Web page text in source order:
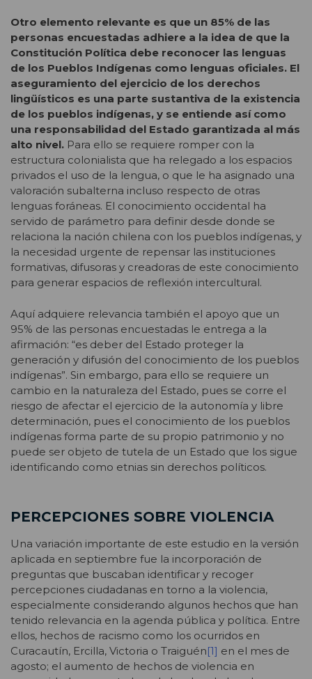
Otro elemento relevante es que un 85% de las
personas encuestadas adhiere a la idea de que la
Constitución Política debe reconocer las lenguas
de los Pueblos Indígenas como lenguas oficiales. El
aseguramiento del ejercicio de los derechos
lingüísticos es una parte sustantiva de la existencia
de los pueblos indígenas, y se entiende así como
una responsabilidad del Estado garantizada al más
alto nivel. Para ello se requiere romper con la
estructura colonialista que ha relegado a los espacios
privados el uso de la lengua, o que le ha asignado una
valoración subalterna incluso respecto de otras
lenguas foráneas. El conocimiento occidental ha
servido de parámetro para definir desde donde se
relaciona la nación chilena con los pueblos indígenas, y
la necesidad urgente de repensar las instituciones
formativas, difusoras y creadoras de este conocimiento
para generar espacios de reflexión intercultural.
Aquí adquiere relevancia también el apoyo que un
95% de las personas encuestadas le entrega a la
afirmación: “es deber del Estado proteger la
generación y difusión del conocimiento de los pueblos
indígenas”. Sin embargo, para ello se requiere un
cambio en la naturaleza del Estado, pues se corre el
riesgo de afectar el ejercicio de la autonomía y libre
determinación, pues el conocimiento de los pueblos
indígenas forma parte de su propio patrimonio y no
puede ser objeto de tutela de un Estado que los sigue
identificando como etnias sin derechos políticos.
PERCEPCIONES SOBRE VIOLENCIA
Una variación importante de este estudio en la versión
aplicada en septiembre fue la incorporación de
preguntas que buscaban identificar y recoger
percepciones ciudadanas en torno a la violencia,
especialmente considerando algunos hechos que han
tenido relevancia en la agenda pública y política. Entre
ellos, hechos de racismo como los ocurridos en
Curacautín, Ercilla, Victoria o Traiguén[1] en el mes de
agosto; el aumento de hechos de violencia en